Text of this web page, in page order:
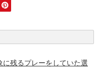
残るプレーをしていた選